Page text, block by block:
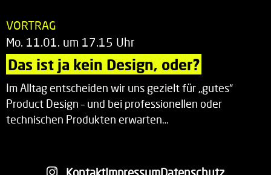
VORTRAG
Mo. 11.01. um 17.15 Uhr
Das ist ja kein Design, oder?
Im Alltag entscheiden wir uns gezielt für „gutes“
Product Design – und bei professionellen oder
technischen Produkten erwarten…
KontaktImpressumDatenschutz